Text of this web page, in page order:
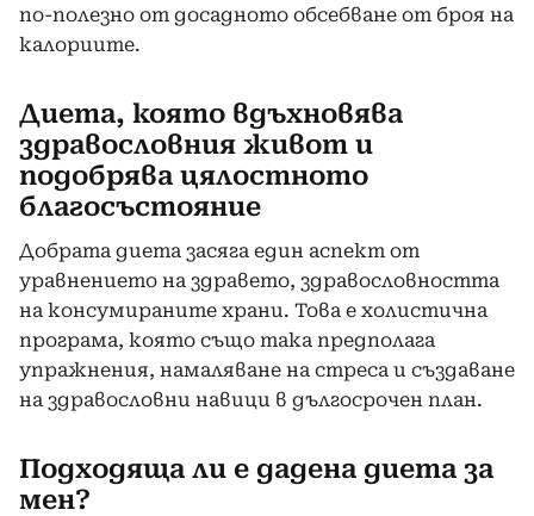
по-полезно от досадното обсебване от броя на
калориите.
Диета, която вдъхновява
здравословния живот и
подобрява цялостното
благосъстояние
Добрата диета засяга един аспект от
уравнението на здравето, здравословността
на консумираните храни. Това е холистична
програма, която също така предполага
упражнения, намаляване на стреса и създаване
на здравословни навици в дългосрочен план.
Подходяща ли е дадена диета за
мен?